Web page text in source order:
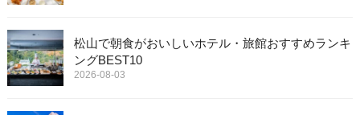
松山で朝食がおいしいホテル・旅館おすすめランキ
ングBEST10
2026-08-03